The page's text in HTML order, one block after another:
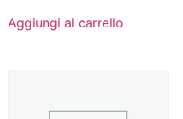
Aggiungi al carrello